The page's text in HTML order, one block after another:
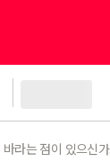
라는 점이 있으신